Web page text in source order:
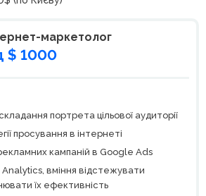
маркетолог
$ 1000
портрета цільової аудиторії
просування в інтернеті
кампаній в Google Ads
вміння відстежувати
їх ефективність